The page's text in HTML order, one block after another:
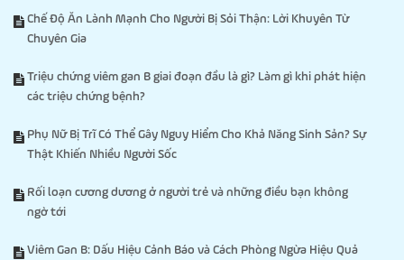
Chế Độ Ăn Lành Mạnh Cho Người Bị Sỏi Thận: Lời Khuyên Từ
Chuyên Gia
Triệu chứng viêm gan B giai đoạn đầu là gì? Làm gì khi phát hiện
các triệu chứng bệnh?
Phụ Nữ Bị Trĩ Có Thể Gây Nguy Hiểm Cho Khả Năng Sinh Sản? Sự
Thật Khiến Nhiều Người Sốc
Rối loạn cương dương ở người trẻ và những điều bạn không
ngờ tới
Viêm Gan B: Dấu Hiệu Cảnh Báo và Cách Phòng Ngừa Hiệu Quả